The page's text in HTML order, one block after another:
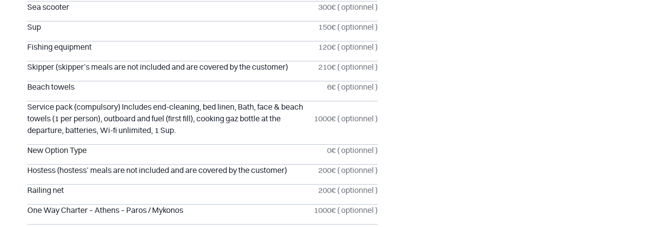
Sea scooter 300€ ( optionnel )
Sup 150€ ( optionnel )
Fishing equipment 120€ ( optionnel )
Skipper (skipper’s meals are not included and are covered by the customer) 210€ ( optionnel )
Beach towels 6€ ( optionnel )
Service pack (compulsory) Includes end-cleaning, bed linen, Bath, face & beach
towels (1 per person), outboard and fuel (first fill), cooking gaz bottle at the
departure, batteries, Wi-fi unlimited, 1 Sup.
1000€ ( optionnel )
New Option Type 0€ ( optionnel )
Hostess (hostess’ meals are not included and are covered by the customer) 200€ ( optionnel )
Railing net 200€ ( optionnel )
One Way Charter – Athens – Paros / Mykonos 1000€ ( optionnel )